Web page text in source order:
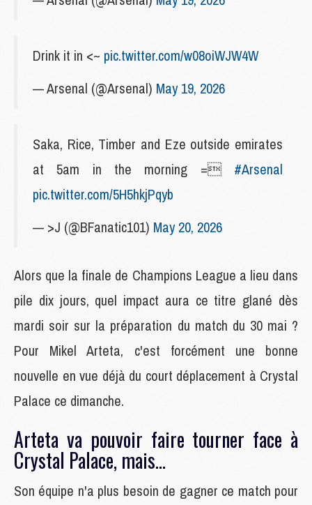
Drink it in <~ pic.twitter.com/w08oiWJW4W
— Arsenal (@Arsenal) May 19, 2026
Saka, Rice, Timber and Eze outside emirates
at 5am in the morning = #Arsenal
pic.twitter.com/5H5hkjPqyb
— >J (@BFanatic101) May 20, 2026
Alors que la finale de Champions League a lieu dans
pile dix jours, quel impact aura ce titre glané dès
mardi soir sur la préparation du match du 30 mai ?
Pour Mikel Arteta, c'est forcément une bonne
nouvelle en vue déjà du court déplacement à Crystal
Palace ce dimanche.
Arteta va pouvoir faire tourner face à
Crystal Palace, mais...
Son équipe n'a plus besoin de gagner ce match pour